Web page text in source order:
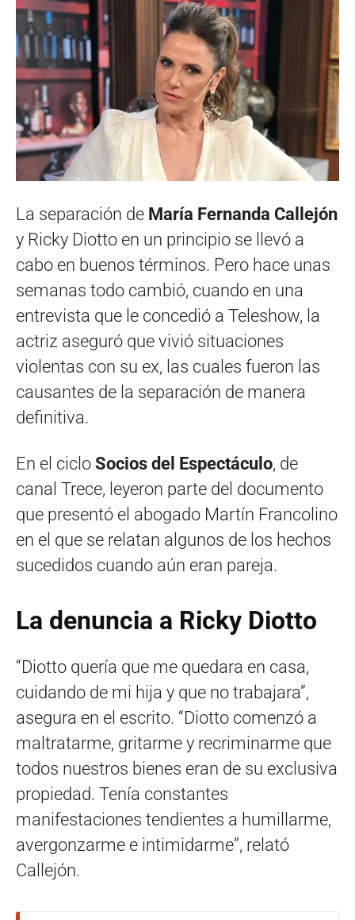
La separación de María Fernanda Callejón
y Ricky Diotto en un principio se llevó a
cabo en buenos términos. Pero hace unas
semanas todo cambió, cuando en una
entrevista que le concedió a Teleshow, la
actriz aseguró que vivió situaciones
violentas con su ex, las cuales fueron las
causantes de la separación de manera
definitiva.
En el ciclo Socios del Espectáculo, de
canal Trece, leyeron parte del documento
que presentó el abogado Martín Francolino
en el que se relatan algunos de los hechos
sucedidos cuando aún eran pareja.
La denuncia a Ricky Diotto
“Diotto quería que me quedara en casa,
cuidando de mi hija y que no trabajara”,
asegura en el escrito. “Diotto comenzó a
maltratarme, gritarme y recriminarme que
todos nuestros bienes eran de su exclusiva
propiedad. Tenía constantes
manifestaciones tendientes a humillarme,
avergonzarme e intimidarme”, relató
Callejón.